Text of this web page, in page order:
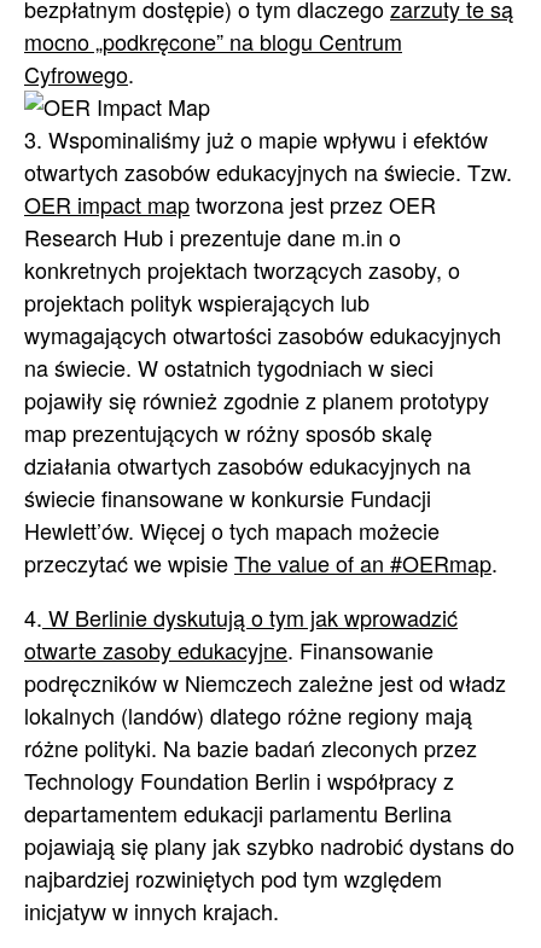
bezpłatnym dostępie) o tym dlaczegozarzuty te są
mocno „podkręcone” na blogu Centrum
Cyfrowego.
3. Wspominaliśmy już o mapie wpływu i efektów
otwartych zasobów edukacyjnych na świecie. Tzw.
OER impact maptworzona jest przez OER
Research Hub i prezentuje dane m.in o
konkretnych projektach tworzących zasoby, o
projektach polityk wspierających lub
wymagających otwartości zasobów edukacyjnych
na świecie. W ostatnich tygodniach w sieci
pojawiły się również zgodnie z planem prototypy
map prezentujących w różny sposób skalę
działania otwartych zasobów edukacyjnych na
świecie finansowane w konkursie Fundacji
Hewlett’ów. Więcej o tych mapach możecie
przeczytać we wpisieThe value of an #OERmap.
4. W Berlinie dyskutują o tym jak wprowadzić
otwarte zasoby edukacyjne. Finansowanie
podręczników w Niemczech zależne jest od władz
lokalnych (landów) dlatego różne regiony mają
różne polityki. Na bazie badań zleconych przez
Technology Foundation Berlin i współpracy z
departamentem edukacji parlamentu Berlina
pojawiają się plany jak szybko nadrobić dystans do
najbardziej rozwiniętych pod tym względem
inicjatyw w innych krajach.